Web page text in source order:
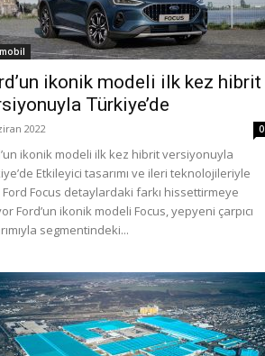
ikonik modeli ilk kez hibrit
Türkiye’de
2022 0
ikonik modeli ilk kez hibrit versiyonuyla
Etkileyici tasarımı ve ileri teknolojileriyle
Ford Focus detaylardaki farkı hissettirmeye
Ford’un ikonik modeli Focus, yepyeni çarpıcı
segmentindeki...